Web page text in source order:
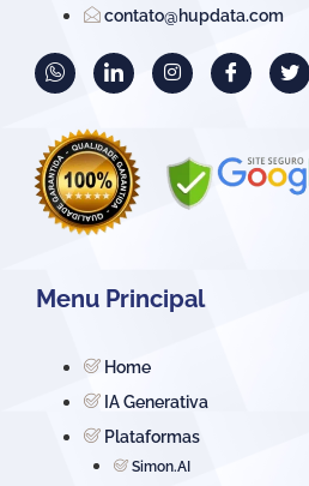
contato@hupdata.com
Menu Principal
Home
IA Generativa
Plataformas
Simon.AI